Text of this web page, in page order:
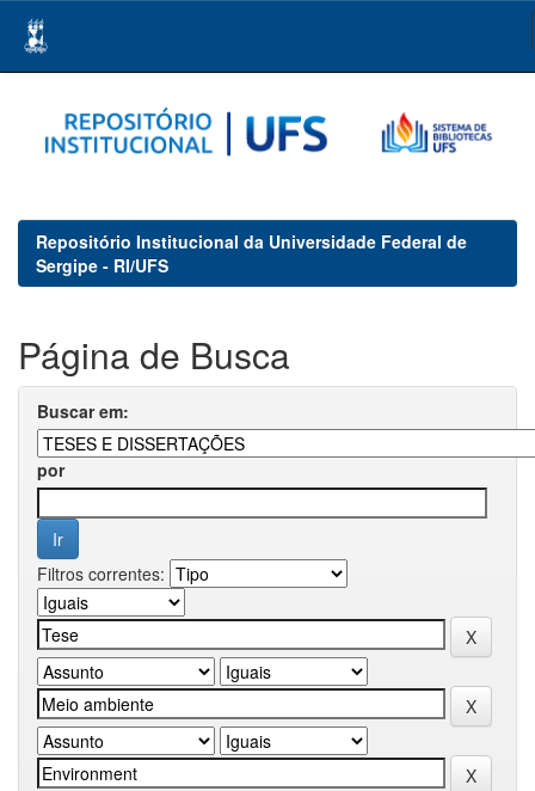
navigation
Repositório Institucional da Universidade Federal de
Sergipe - RI/UFS
Página de Busca
Buscar em:
por
Filtros correntes: